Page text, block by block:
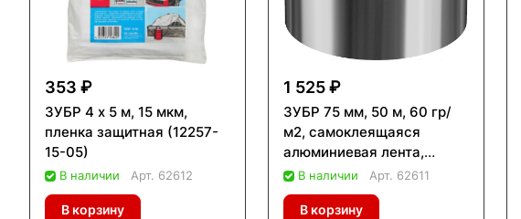
353 ₽
ЗУБР 4 x 5 м, 15 мкм,
пленка защитная (12257-
15-05)
В наличии Арт. 62612
В корзину
1 525 ₽
ЗУБР 75 мм, 50 м, 60 гр/
м2, самоклеящаяся
алюминиевая лента,
Профессионал (12262-75-
50)
В наличии Арт. 62611
В корзину